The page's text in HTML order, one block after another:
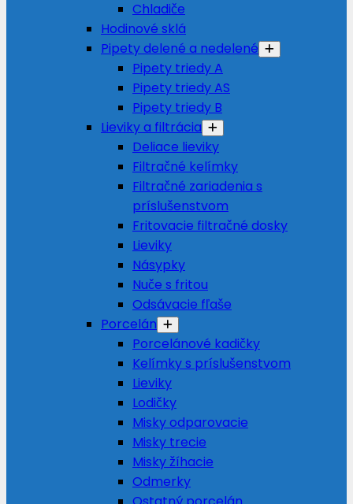
Chladiče
Hodinové sklá
Pipety delené a nedelené
Pipety triedy A
Pipety triedy AS
Pipety triedy B
Lieviky a filtrácia
Deliace lieviky
Filtračné kelímky
Filtračné zariadenia s
príslušenstvom
Fritovacie filtračné dosky
Lieviky
Násypky
Nuče s fritou
Odsávacie fľaše
Porcelán
Porcelánové kadičky
Kelímky s príslušenstvom
Lieviky
Lodičky
Misky odparovacie
Misky trecie
Misky žíhacie
Odmerky